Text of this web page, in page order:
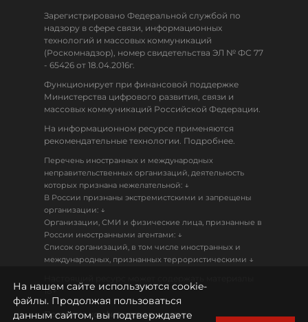
Зарегистрировано Федеральной службой по
надзору в сфере связи, информационных
технологий и массовых коммуникаций
(Роскомнадзор), номер свидетельства ЭЛ № ФС 77
- 65426 от 18.04.2016г.
Функционирует при финансовой поддержке
Министерства цифрового развития, связи и
массовых коммуникаций Российской Федерации.
На информационном ресурсе применяются
рекомендательные технологии. Подробнее.
Перечень иностранных и международных
неправительственных организаций, деятельность
которых признана нежелательной: ↓
В России признаны экстремистскими и запрещены
организации: ↓
Организации, СМИ и физические лица, признанные в
России иностранными агентами: ↓
Список организаций, в том числе иностранных и
международных, признанных террористическими ↓
18+
Политика конфиденциальности
На нашем сайте используются cookie-
файлы. Продолжая пользоваться
данным сайтом, вы подтверждаете